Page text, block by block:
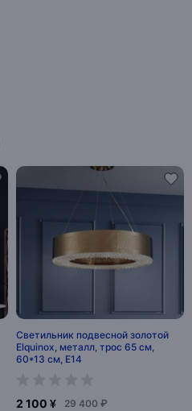
Светильник подвесной золотой
Elquinox, металл, трос 65 см,
60*13 см, Е14
2 100 ¥ 29 400 ₽